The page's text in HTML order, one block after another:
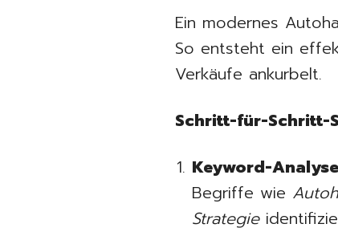
Ein modernes
So entsteht ein
Verkäufe ankurbelt.
Schritt-für-Schritt-
Keyword-
Begriffe wie
Strategie